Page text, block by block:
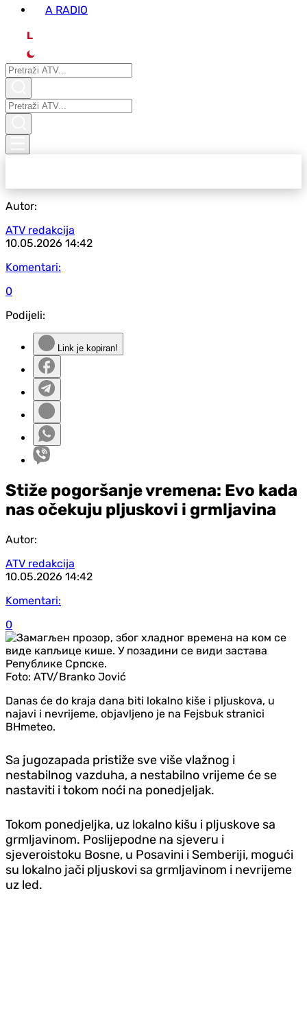
A RADIO
L
Autor:
ATV redakcija
10.05.2026 14:42
Komentari:
0
Podijeli:
Link je kopiran!
Stiže pogoršanje vremena: Evo kada
nas očekuju pljuskovi i grmljavina
Autor:
ATV redakcija
10.05.2026 14:42
Komentari:
0
Foto: ATV/Branko Jović
Danas će do kraja dana biti lokalno kiše i pljuskova, u
najavi i nevrijeme, objavljeno je na Fejsbuk stranici
BHmeteo.
Sa jugozapada pristiže sve više vlažnog i
nestabilnog vazduha, a nestabilno vrijeme će se
nastaviti i tokom noći na poned‌jeljak.
Tokom poned‌jeljka, uz lokalno kišu i pljuskove sa
grmljavinom. Poslijepodne na sjeveru i
sjeveroistoku Bosne, u Posavini i Semberiji, mogući
su lokalno jači pljuskovi sa grmljavinom i nevrijeme
uz led.